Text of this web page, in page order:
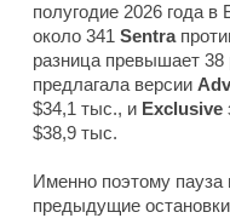
полугодие 2026 года в
около 341 Sentra
разница превышает
предлагала версии
$34,1 тыс., и Exclusive
$38,9 тыс.
Именно поэтому пауза
предыдущие